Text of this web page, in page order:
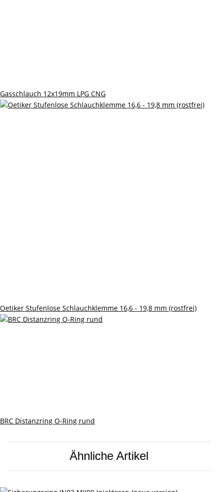
Gasschlauch 12x19mm LPG CNG
Oetiker Stufenlose Schlauchklemme 16,6 - 19,8 mm (rostfrei)
BRC Distanzring O-Ring rund
Ähnliche Artikel